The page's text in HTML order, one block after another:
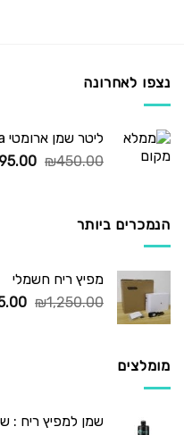
נצפו לאחרונה
ליטר שמן ארומטי Gardenia למפיץ ריח
₪450.00
המחיר
הנמכרים ביותר
מפיץ ריח חשמלי
₪1,250.00
מומלצים
שמן למפיץ ריח :